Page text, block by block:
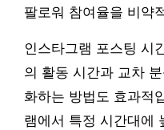
팔로워 참여율을 비약
인스타그램 포스팅 시
의 활동 시간과 교차
화하는 방법도 효과적
램에서 특정 시간대에